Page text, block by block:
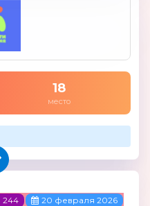
18
место
244 20 февраля 2026